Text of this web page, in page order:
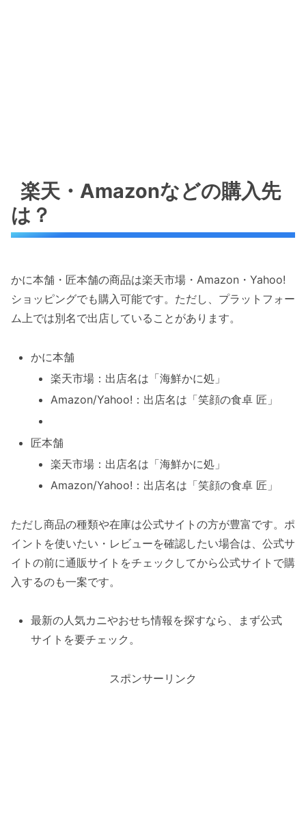
楽天・Amazonなどの購入先
は？
かに本舗・匠本舗の商品は楽天市場・Amazon・Yahoo!
ショッピングでも購入可能です。ただし、プラットフォー
ム上では別名で出店していることがあります。
かに本舗
楽天市場：出店名は「海鮮かに処」
Amazon/Yahoo!：出店名は「笑顔の食卓 匠」
匠本舗
楽天市場：出店名は「海鮮かに処」
Amazon/Yahoo!：出店名は「笑顔の食卓 匠」
ただし商品の種類や在庫は公式サイトの方が豊富です。ポ
イントを使いたい・レビューを確認したい場合は、公式サ
イトの前に通販サイトをチェックしてから公式サイトで購
入するのも一案です。
最新の人気カニやおせち情報を探すなら、まず公式
サイトを要チェック。
スポンサーリンク